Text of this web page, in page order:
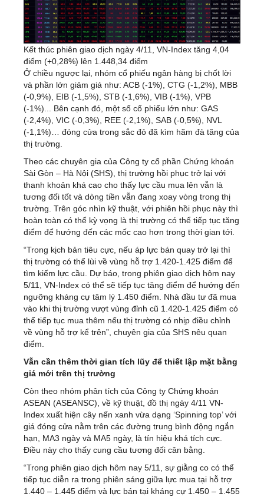
Kết thúc phiên giao dịch ngày 4/11, VN-Index tăng 4,04
điểm (+0,28%) lên 1.448,34 điểm
Ở chiều ngược lại, nhóm cổ phiếu ngân hàng bị chốt lời
và phần lớn giảm giá như: ACB (-1%), CTG (-1,2%), MBB
(-0,9%), EIB (-1,5%), STB (-1,6%), VIB (-1%), VPB
(-1%)... Bên cạnh đó, một số cổ phiếu lớn như: GAS
(-2,4%), VIC (-0,3%), REE (-2,1%), SAB (-0,5%), NVL
(-1,1%)… đóng cửa trong sắc đỏ đã kìm hãm đà tăng của
thị trường.
Theo các chuyên gia của Công ty cổ phần Chứng khoán
Sài Gòn – Hà Nội (SHS), thị trường hồi phục trở lại với
thanh khoản khá cao cho thấy lực cầu mua lên vẫn là
tương đối tốt và dòng tiền vẫn đang xoay vòng trong thị
trường. Trên góc nhìn kỹ thuật, với phiên hồi phục này thì
hoàn toàn có thể kỳ vọng là thị trường có thể tiếp tục tăng
điểm để hướng đến các mốc cao hơn trong thời gian tới.
“Trong kịch bản tiêu cực, nếu áp lực bán quay trở lại thì
thị trường có thể lùi về vùng hỗ trợ 1.420-1.425 điểm để
tìm kiếm lực cầu. Dự báo, trong phiên giao dịch hôm nay
5/11, VN-Index có thể sẽ tiếp tục tăng điểm để hướng đến
ngưỡng kháng cự tâm lý 1.450 điểm. Nhà đầu tư đã mua
vào khi thị trường vượt vùng đỉnh cũ 1.420-1.425 điểm có
thể tiếp tục mua thêm nếu thị trường có nhịp điều chỉnh
về vùng hỗ trợ kể trên”, chuyên gia của SHS nêu quan
điểm.
Vẫn cần thêm thời gian tích lũy để thiết lập mặt bằng
giá mới trên thị trường
Còn theo nhóm phân tích của Công ty Chứng khoán
ASEAN (ASEANSC), về kỹ thuật, đồ thị ngày 4/11 VN-
Index xuất hiện cây nến xanh vừa dạng ‘Spinning top’ với
giá đóng cửa nằm trên các đường trung bình động ngắn
hạn, MA3 ngày và MA5 ngày, là tín hiệu khá tích cực.
Điều này cho thấy cung cầu tương đối cân bằng.
“Trong phiên giao dịch hôm nay 5/11, sự giằng co có thể
tiếp tục diễn ra trong phiên sáng giữa lực mua tại hỗ trợ
1.440 – 1.445 điểm và lực bán tại kháng cự 1.450 – 1.455